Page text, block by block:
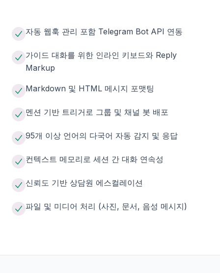
자동 웹훅 관리 포함 Telegram Bot API 연동
가이드 대화를 위한 인라인 키보드와 Reply
Markup
Markdown 및 HTML 메시지 포맷팅
멘션 기반 트리거로 그룹 및 채널 봇 배포
95개 이상 언어의 다국어 자동 감지 및 응답
컨텍스트 메모리로 세션 간 대화 연속성
신뢰도 기반 상담원 에스컬레이션
파일 및 미디어 처리 (사진, 문서, 음성 메시지)